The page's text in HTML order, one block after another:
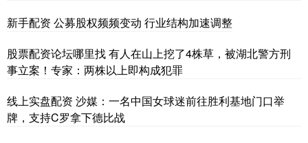
新手配资 公募股权频频变动 行业结构加速调整
股票配资论坛哪里找 有人在山上挖了4株草，被湖北警方刑
事立案！专家：两株以上即构成犯罪
线上实盘配资 沙媒：一名中国女球迷前往胜利基地门口举
牌，支持C罗拿下德比战